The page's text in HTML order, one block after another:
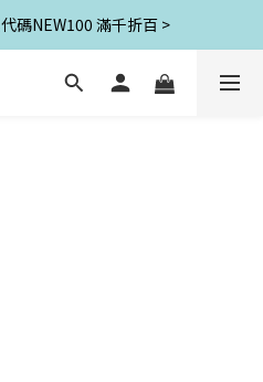
碼NEW100 滿千折百 >